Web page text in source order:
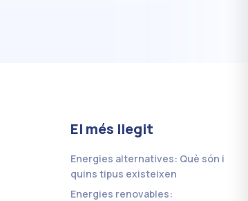
El més llegit
Energies alternatives: Què són i
quins tipus existeixen
Energies renovables: